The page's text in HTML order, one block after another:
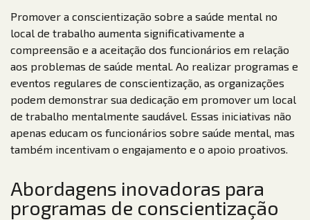
Promover a conscientização sobre a saúde mental no
local de trabalho aumenta significativamente a
compreensão e a aceitação dos funcionários em relação
aos problemas de saúde mental. Ao realizar programas e
eventos regulares de conscientização, as organizações
podem demonstrar sua dedicação em promover um local
de trabalho mentalmente saudável. Essas iniciativas não
apenas educam os funcionários sobre saúde mental, mas
também incentivam o engajamento e o apoio proativos.
Abordagens inovadoras para
programas de conscientização